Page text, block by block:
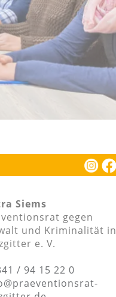
Siems
gegen
und Kriminalität in
e. V.
/ 94 15 22 0